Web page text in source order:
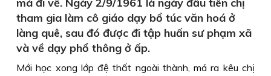
tham gia làm cô giáo dạy bổ túc văn hoá ở
làng quê, sau đó được đi tập huấn sư phạm xã
và về dạy phổ thông ở ấp.
Mới học xong lớp đệ thất ngoài thành, má ra kêu chị